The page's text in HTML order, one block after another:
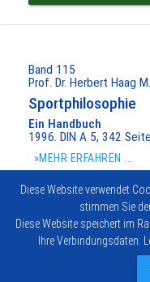
Band 115
Prof. Dr. Herbert Haag
Sportphilosophie
Ein Handbuch
1996. DIN A 5, 342
»MEHR ERFAHREN ...
BEREITS
Impressum Vertrag
Diese Website verwendet
stimmen Sie
Diese Website speichert im
Ihre Verbindungsdaten.